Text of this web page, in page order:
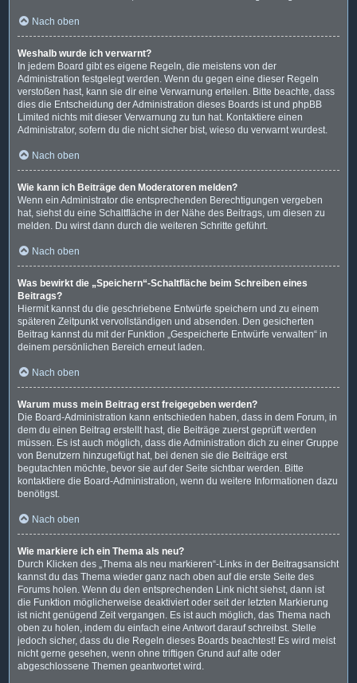
Nach oben
Weshalb wurde ich verwarnt?
In jedem Board gibt es eigene Regeln, die meistens von der
Administration festgelegt werden. Wenn du gegen eine dieser Regeln
verstoßen hast, kann sie dir eine Verwarnung erteilen. Bitte beachte, dass
dies die Entscheidung der Administration dieses Boards ist und phpBB
Limited nichts mit dieser Verwarnung zu tun hat. Kontaktiere einen
Administrator, sofern du die nicht sicher bist, wieso du verwarnt wurdest.
Nach oben
Wie kann ich Beiträge den Moderatoren melden?
Wenn ein Administrator die entsprechenden Berechtigungen vergeben
hat, siehst du eine Schaltfläche in der Nähe des Beitrags, um diesen zu
melden. Du wirst dann durch die weiteren Schritte geführt.
Nach oben
Was bewirkt die „Speichern“-Schaltfläche beim Schreiben eines
Beitrags?
Hiermit kannst du die geschriebene Entwürfe speichern und zu einem
späteren Zeitpunkt vervollständigen und absenden. Den gesicherten
Beitrag kannst du mit der Funktion „Gespeicherte Entwürfe verwalten“ in
deinem persönlichen Bereich erneut laden.
Nach oben
Warum muss mein Beitrag erst freigegeben werden?
Die Board-Administration kann entschieden haben, dass in dem Forum, in
dem du einen Beitrag erstellt hast, die Beiträge zuerst geprüft werden
müssen. Es ist auch möglich, dass die Administration dich zu einer Gruppe
von Benutzern hinzugefügt hat, bei denen sie die Beiträge erst
begutachten möchte, bevor sie auf der Seite sichtbar werden. Bitte
kontaktiere die Board-Administration, wenn du weitere Informationen dazu
benötigst.
Nach oben
Wie markiere ich ein Thema als neu?
Durch Klicken des „Thema als neu markieren“-Links in der Beitragsansicht
kannst du das Thema wieder ganz nach oben auf die erste Seite des
Forums holen. Wenn du den entsprechenden Link nicht siehst, dann ist
die Funktion möglicherweise deaktiviert oder seit der letzten Markierung
ist nicht genügend Zeit vergangen. Es ist auch möglich, das Thema nach
oben zu holen, indem du einfach eine Antwort darauf schreibst. Stelle
jedoch sicher, dass du die Regeln dieses Boards beachtest! Es wird meist
nicht gerne gesehen, wenn ohne triftigen Grund auf alte oder
abgeschlossene Themen geantwortet wird.